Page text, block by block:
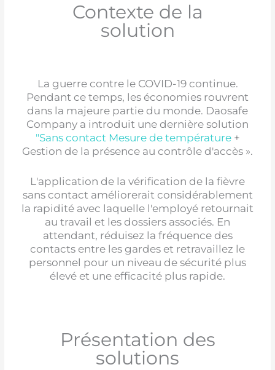
Contexte de la
solution
La guerre contre le COVID-19 continue.
Pendant ce temps, les économies rouvrent
dans la majeure partie du monde. Daosafe
Company a introduit une dernière solution
"Sans contact Mesure de température+
Gestion de la présence au contrôle d'accès ».
L'application de la vérification de la fièvre
sans contact améliorerait considérablement
la rapidité avec laquelle l'employé retournait
au travail et les dossiers associés. En
attendant, réduisez la fréquence des
contacts entre les gardes et retravaillez le
personnel pour un niveau de sécurité plus
élevé et une efficacité plus rapide.
Présentation des
solutions